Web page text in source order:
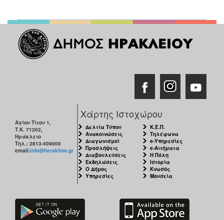
Αγίου Τίτου 1,
Τ.Κ. 71202,
Ηράκλειο
Τηλ.: 2813-409000
email:info@heraklion.gr
Χάρτης Ιστοχώρου
Δελτία Τύπου
Ανακοινώσεις
Διαγωνισμοί
Προσλήψεις
Διαβουλεύσεις
Εκδηλώσεις
Ο Δήμος
Υπηρεσίες
Κ.Ε.Π.
Τηλέφωνα
e-Υπηρεσίες
e-Αιτήματα
Η Πόλη
Ιστορία
Κνωσός
Μουσεία